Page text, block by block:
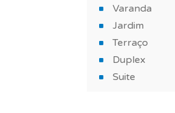
Quais são os
resistentes,
momentos com a
Varanda
Jardim
Terraço
Duplex
Suite